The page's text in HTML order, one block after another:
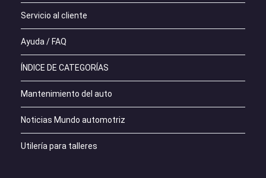
Servicio al cliente
Ayuda / FAQ
ÍNDICE DE CATEGORÍAS
Mantenimiento del auto
Noticias Mundo automotriz
Utilería para talleres